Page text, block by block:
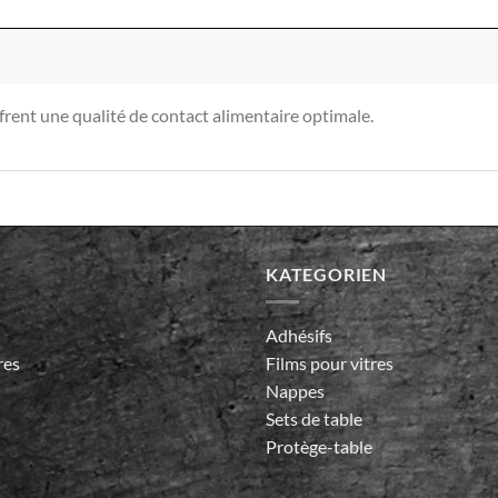
une qualité de contact alimentaire optimale.
KATEGORIEN
Adhésifs
Films pour vitres
Nappes
Sets de table
Protège-table